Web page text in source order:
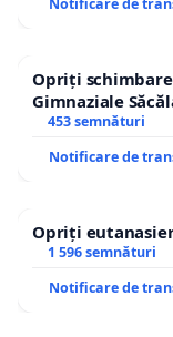
Opriți
Gimnaziale
453 semnături
Notificare de
Opriți
1 596 semnături
Notificare de